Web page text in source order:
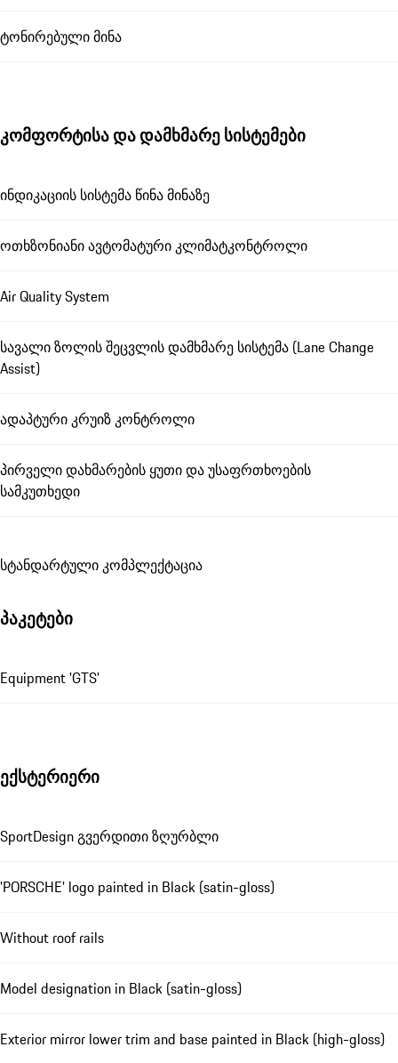
ტონირებული მინა
კომფორტისა და დამხმარე სისტემები
ინდიკაციის სისტემა წინა მინაზე
ოთხზონიანი ავტომატური კლიმატკონტროლი
Air Quality System
სავალი ზოლის შეცვლის დამხმარე სისტემა (Lane Change
Assist)
ადაპტური კრუიზ კონტროლი
პირველი დახმარების ყუთი და უსაფრთხოების
სამკუთხედი
სტანდარტული კომპლექტაცია
პაკეტები
Equipment 'GTS'
ექსტერიერი
SportDesign გვერდითი ზღურბლი
'PORSCHE' logo painted in Black (satin-gloss)
Without roof rails
Model designation in Black (satin-gloss)
Exterior mirror lower trim and base painted in Black (high-gloss)